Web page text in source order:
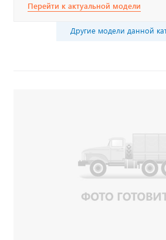
Перейти к актуальной модели
Другие модели данной